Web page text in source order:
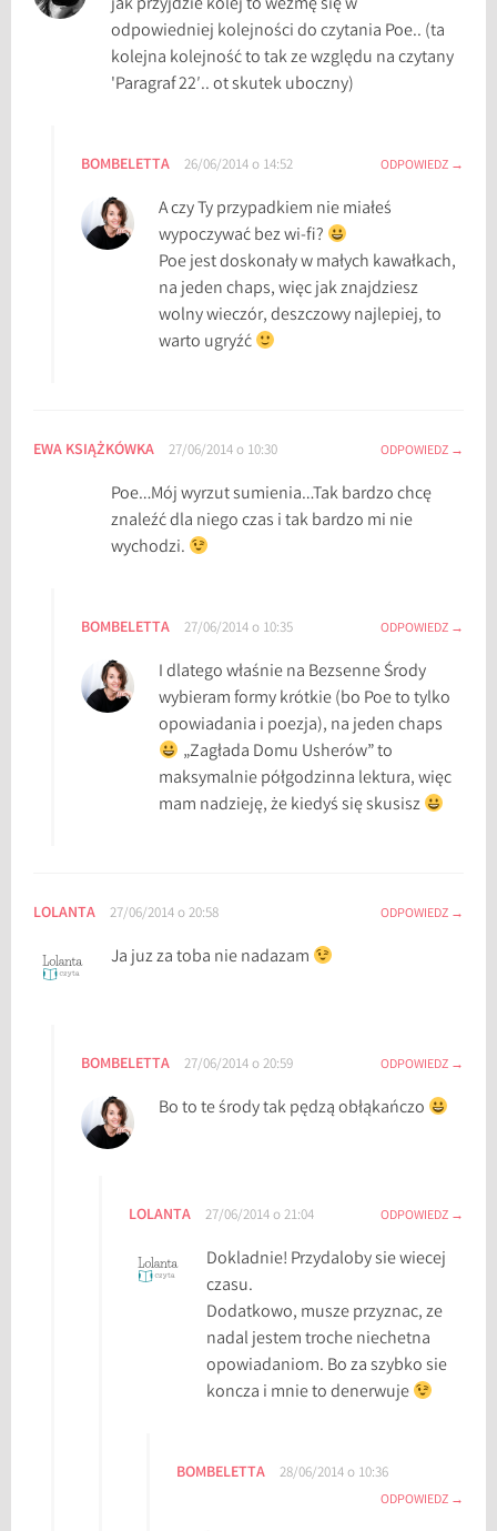
jak przyjdzie kolej to wezmę się w
odpowiedniej kolejności do czytania Poe.. (ta
kolejna kolejność to tak ze względu na czytany
'Paragraf 22′.. ot skutek uboczny)
BOMBELETTA 26/06/2014 o 14:52 ODPOWIEDZ
A czy Ty przypadkiem nie miałeś
wypoczywać bez wi-fi?
Poe jest doskonały w małych kawałkach,
na jeden chaps, więc jak znajdziesz
wolny wieczór, deszczowy najlepiej, to
warto ugryźć
EWA KSIĄŻKÓWKA 27/06/2014 o 10:30 ODPOWIEDZ
Poe…Mój wyrzut sumienia…Tak bardzo chcę
znaleźć dla niego czas i tak bardzo mi nie
wychodzi.
BOMBELETTA 27/06/2014 o 10:35 ODPOWIEDZ
I dlatego właśnie na Bezsenne Środy
wybieram formy krótkie (bo Poe to tylko
opowiadania i poezja), na jeden chaps
„Zagłada Domu Usherów” to
maksymalnie półgodzinna lektura, więc
mam nadzieję, że kiedyś się skusisz
LOLANTA 27/06/2014 o 20:58 ODPOWIEDZ
Ja juz za toba nie nadazam
BOMBELETTA 27/06/2014 o 20:59 ODPOWIEDZ
Bo to te środy tak pędzą obłąkańczo
LOLANTA 27/06/2014 o 21:04 ODPOWIEDZ
Dokladnie! Przydaloby sie wiecej
czasu.
Dodatkowo, musze przyznac, ze
nadal jestem troche niechetna
opowiadaniom. Bo za szybko sie
koncza i mnie to denerwuje
BOMBELETTA 28/06/2014 o 10:36
ODPOWIEDZ